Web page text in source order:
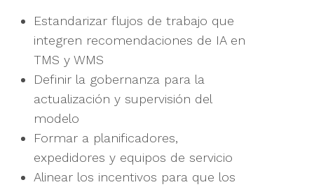
Estandarizar flujos de trabajo que
integren recomendaciones de IA en
TMS y WMS
Definir la gobernanza para la
actualización y supervisión del
modelo
Formar a planificadores,
expedidores y equipos de servicio
Alinear los incentivos para que los